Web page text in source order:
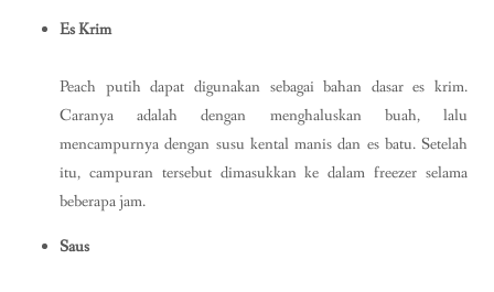
Es Krim
Peach putih dapat digunakan sebagai bahan dasar es krim.
Caranya adalah dengan menghaluskan buah, lalu
mencampurnya dengan susu kental manis dan es batu. Setelah
itu, campuran tersebut dimasukkan ke dalam freezer selama
beberapa jam.
Saus